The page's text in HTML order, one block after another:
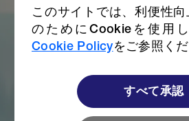
このサイトでは、利便性
のためにCookieを使用
Cookie Policyをご参照くだ
すべて承認